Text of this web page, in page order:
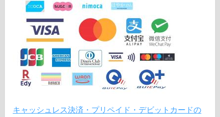
キャッシュレス決済・プリペイド・デビットカードの